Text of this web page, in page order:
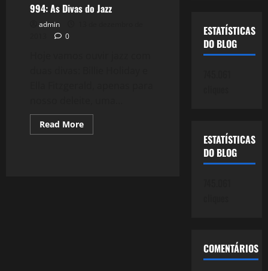
–
A
994: As Divas do Jazz
admin
0
Read MoreRead
more
ESTATÍSTICAS
DO BLOG
ESTATÍSTICAS
DO BLOG
COMENTÁRIOS